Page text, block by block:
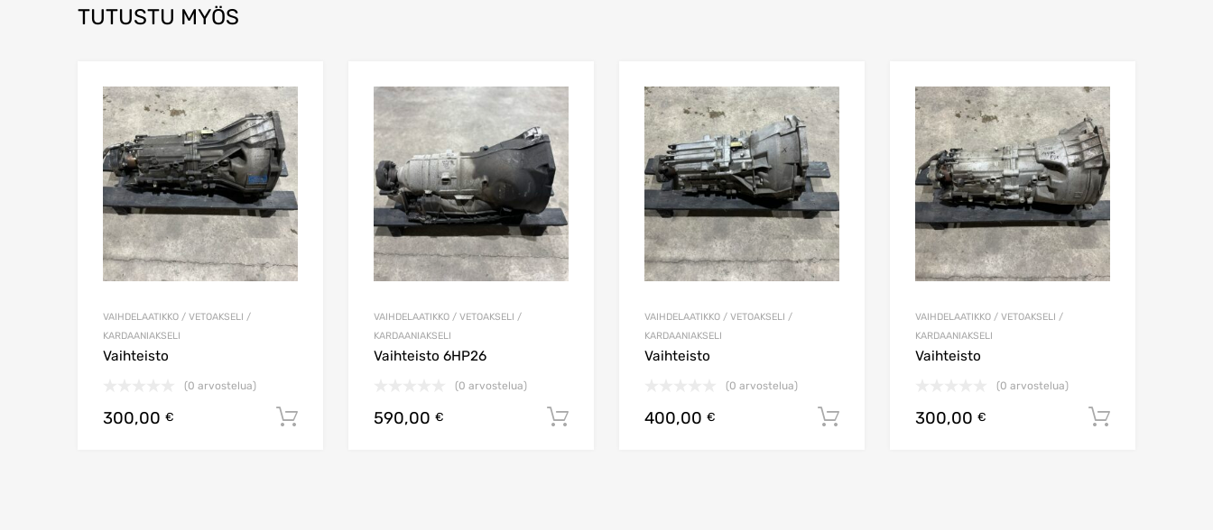
TUTUSTU MYÖS
Lisää toivelistaan
Lisää vertailuun
VAIHDELAATIKKO / VETOAKSELI /
KARDAANIAKSELI
Vaihteisto
(0 arvostelua)
300,00 € Lisää ostoskoriin
Lisää toivelistaan
Lisää vertailuun
VAIHDELAATIKKO / VETOAKSELI /
KARDAANIAKSELI
Vaihteisto 6HP26
(0 arvostelua)
590,00 € Lisää ostoskoriin
Lisää toivelistaan
Lisää vertailuun
VAIHDELAATIKKO / VETOAKSELI /
KARDAANIAKSELI
Vaihteisto
(0 arvostelua)
400,00 € Lisää ostoskoriin
VAIHDELAATIKKO / VETOAKSELI /
KARDAANIAKSELI
Vaihteisto
(0 arvostelua)
300,00 €